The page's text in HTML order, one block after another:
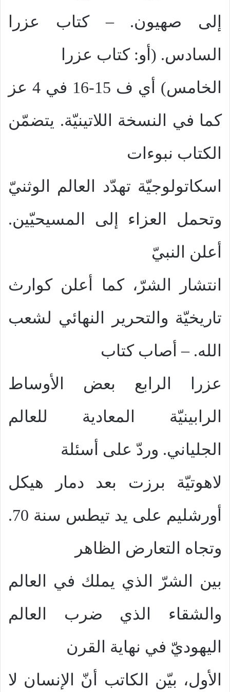
إلى صهيون. – كتاب عزرا
السادس. (أو: كتاب عزرا
الخامس) أي ف 15-16 في 4 عز
كما في النسخة اللاتينيّة. يتضمّن
الكتاب نبوءات
اسكاتولوجيّة تهدّد العالم الوثنيّ
وتحمل العزاء إلى المسيحيّين.
أعلن النبيّ
انتشار الشرّ، كما أعلن كوارث
تاريخيّة والتحرير النهائي لشعب
الله. – أصاب كتاب
عزرا الرابع بعض الأوساط
الرابينيّة المعادية للعالم
الجلياني. وردّ على أسئلة
لاهوتيّة برزت بعد دمار هيكل
أورشليم على يد تيطس سنة 70.
وتجاه التعارض الظاهر
بين الشرّ الذي يملك في العالم
والشقاء الذي ضرب العالم
اليهوديّ في نهاية القرن
الأول، بيّن الكاتب أنّ الإنسان لا